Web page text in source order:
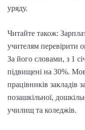
уряду.
Читайте також:
учителям перевірити
За його словами, з 1
підвищені на 30%.
працівників закладів
позашкільної,
училищ та коледжів.